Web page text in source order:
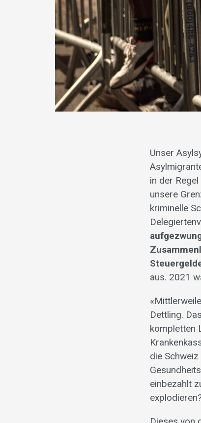
Unser
in der
unsere
kriminelle
aus. 2021
Dettling.
kompletten
die
einbezahlt